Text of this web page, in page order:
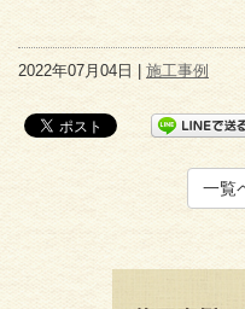
2022年07月04日 | 施工事例
一覧